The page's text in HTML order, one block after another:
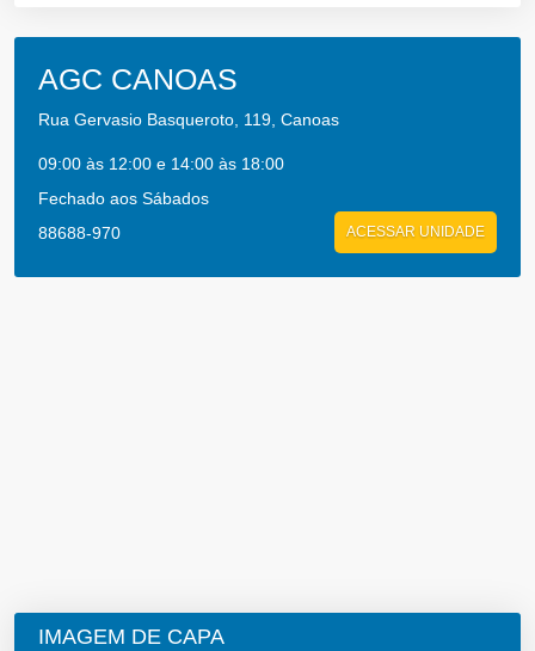
AGC CANOAS
Rua Gervasio Basqueroto, 119, Canoas
09:00 às 12:00 e 14:00 às 18:00
Fechado aos Sábados
88688-970
ACESSAR UNIDADE
IMAGEM DE CAPA